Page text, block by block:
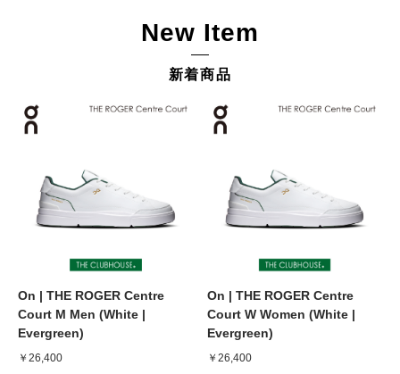
New Item
新着商品
On | THE ROGER Centre
Court M Men (White |
Evergreen)
￥26,400
On | THE ROGER Centre
Court W Women (White |
Evergreen)
￥26,400